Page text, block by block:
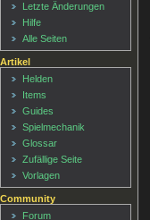
Letzte Änderungen
Hilfe
Alle Seiten
Artikel
Helden
Items
Guides
Spielmechanik
Glossar
Zufällige Seite
Vorlagen
Community
Forum